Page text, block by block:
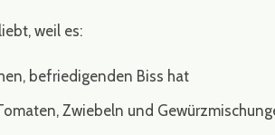
weil es:
befriedigenden Biss hat
Zwiebeln und